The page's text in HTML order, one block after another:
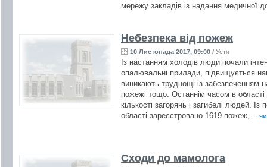
мережу закладів із надання медичної
Небезпека від пожеж
10 Листопада 2017, 09:00 / Устя
Із настанням холодів люди почали
опалювальні прилади, підвищується
виникають труднощі із забезпеченням
пожежі тощо. Останнім часом в області
кількості загорянь і загибелі людей. Із
області зареєстровано 1619 пожеж,...
Сходи до мамолога